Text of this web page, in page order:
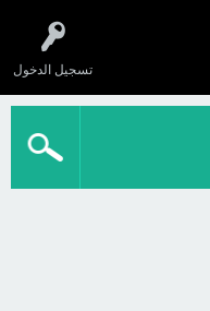
تسجيل الدخول